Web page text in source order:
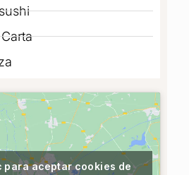
para aceptar cookies de